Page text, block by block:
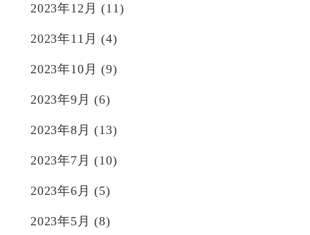
2023年12月 (11)
2023年11月 (4)
2023年10月 (9)
2023年9月 (6)
2023年8月 (13)
2023年7月 (10)
2023年6月 (5)
2023年5月 (8)